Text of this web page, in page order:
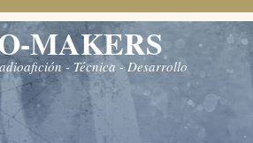
MAKERS
- Técnica - Desarrollo